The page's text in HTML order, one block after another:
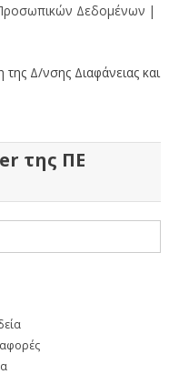
Δεδομένων |
Δ/νσης Διαφάνειας και
της ΠΕ